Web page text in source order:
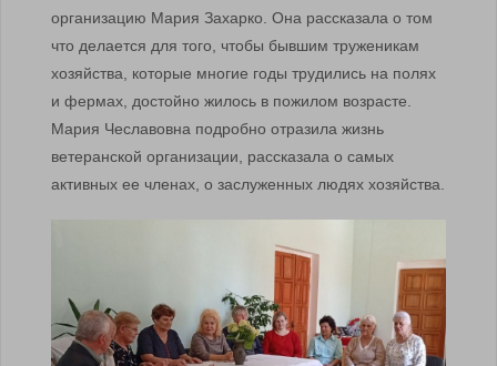
организацию Мария Захарко. Она рассказала о том
что делается для того, чтобы бывшим труженикам
хозяйства, которые многие годы трудились на полях
и фермах, достойно жилось в пожилом возрасте.
Мария Чеславовна подробно отразила жизнь
ветеранской организации, рассказала о самых
активных ее членах, о заслуженных людях хозяйства.